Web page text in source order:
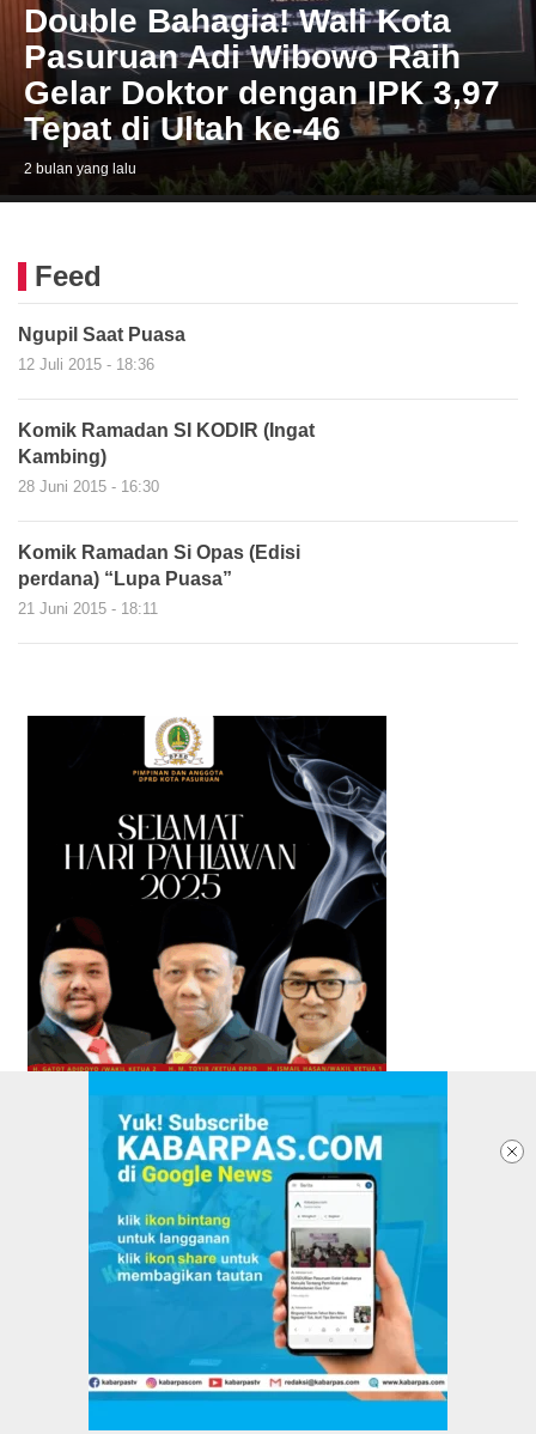
Double Bahagia! Wali Kota
Pasuruan Adi Wibowo Raih
Gelar Doktor dengan IPK 3,97
Tepat di Ultah ke-46
2 bulan yang lalu
Feed
Ngupil Saat Puasa
12 Juli 2015 - 18:36
Komik Ramadan SI KODIR (Ingat
Kambing)
28 Juni 2015 - 16:30
Komik Ramadan Si Opas (Edisi
perdana) “Lupa Puasa”
21 Juni 2015 - 18:11
TENTANG KABARPAS REDAKSI
PASANG IKLAN
PEDOMAN MEDIA SIBER
KEBIJAKAN PRIVASI
DISCLAIMER
VERIFIKASI DEWAN PERS
Copyright @2025 Kabarpas All Rights Reserved